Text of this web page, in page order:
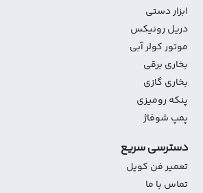
ابزار دستی
دریل رونیکس
موتور کولر آبی
بخاری برقی
بخاری گازی
پنکه رومیزی
پمپ شوفاژ
دسترسی سریع
تعمیر فن کویل
تماس با ما